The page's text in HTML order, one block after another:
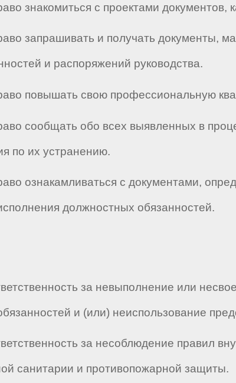
знакомиться с проектами документов,
запрашивать и получать
и распоряжений руководства.
повышать свою профессиональную
сообщать обо всех выявленных в
по их устранению.
ознакамливаться с документами,
должностных обязанностей.
за невыполнение или
и (или) неиспользование
за несоблюдение правил
санитарии и противопожарной защиты.